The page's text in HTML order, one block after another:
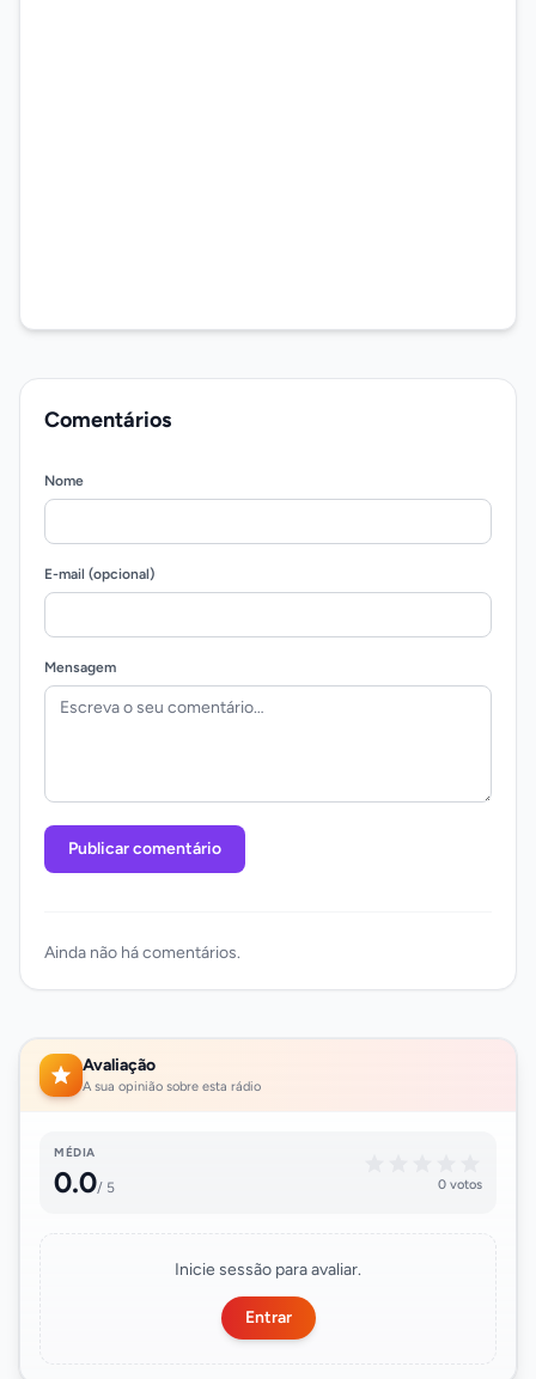
Comentários
Nome
E-mail (opcional)
Mensagem
Publicar comentário
Ainda não há comentários.
Avaliação
A sua opinião sobre esta rádio
MÉDIA
0.0/ 5 0 votos
Inicie sessão para avaliar.
Entrar